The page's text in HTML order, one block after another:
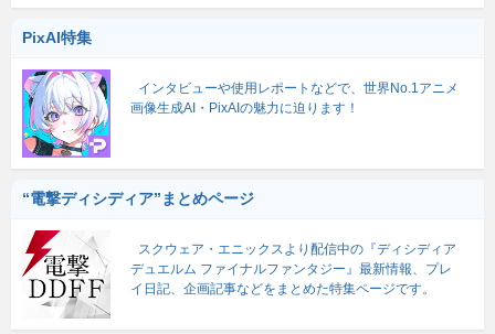
PixAI特集
インタビューや使用レポートなどで、世界No.1アニメ
画像生成AI・PixAIの魅力に迫ります！
“電撃ディシディア”まとめページ
スクウェア・エニックスより配信中の『ディシディア
デュエルム ファイナルファンタジー』最新情報、プレ
イ日記、企画記事などをまとめた特集ページです。